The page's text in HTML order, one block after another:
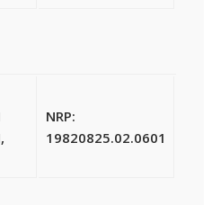
NRP:
19820825.02.0601